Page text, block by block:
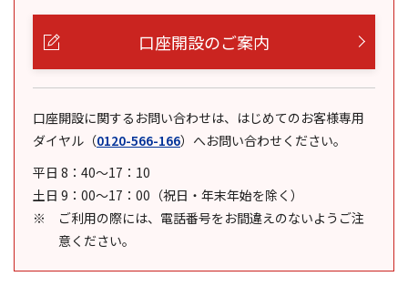
口座開設のご案内
口座開設に関するお問い合わせは、はじめてのお客様専用
ダイヤル （0120-566-166） へお問い合わせください。
平日 8：40～17：10
土日 9：00～17：00（祝日・年末年始を除く）
ご利用の際には、電話番号をお間違えのないようご注
意ください。